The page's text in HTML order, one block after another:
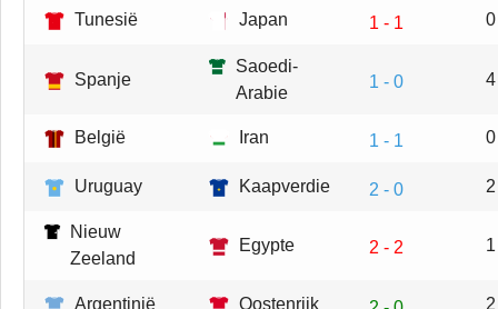
Tunesië Japan 1 - 1
Spanje
Saoedi-
Arabie
1 - 0
België Iran 1 - 1
Uruguay Kaapverdie 2 - 0
Nieuw
Zeeland
Egypte 2 - 2
Argentinië Oostenrijk